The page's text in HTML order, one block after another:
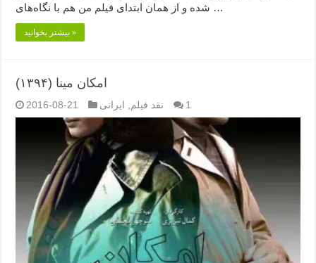
شده و از همان ابتدای فیلم من هم با نگاه‌های …
بیشتر بخوانید »
امکان مینا (۱۳۹۴)
2016-08-21 نقد فیلم ایرانی 1